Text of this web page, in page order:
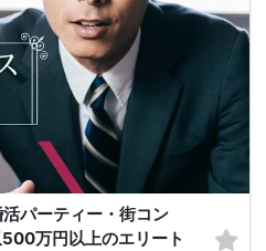
パーティー・街コン
万円以上のエリート